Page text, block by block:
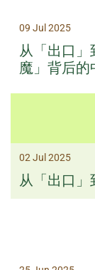
09 Jul 2025
从「出口
魔」背后的
02 Jul 2025
从「出口」